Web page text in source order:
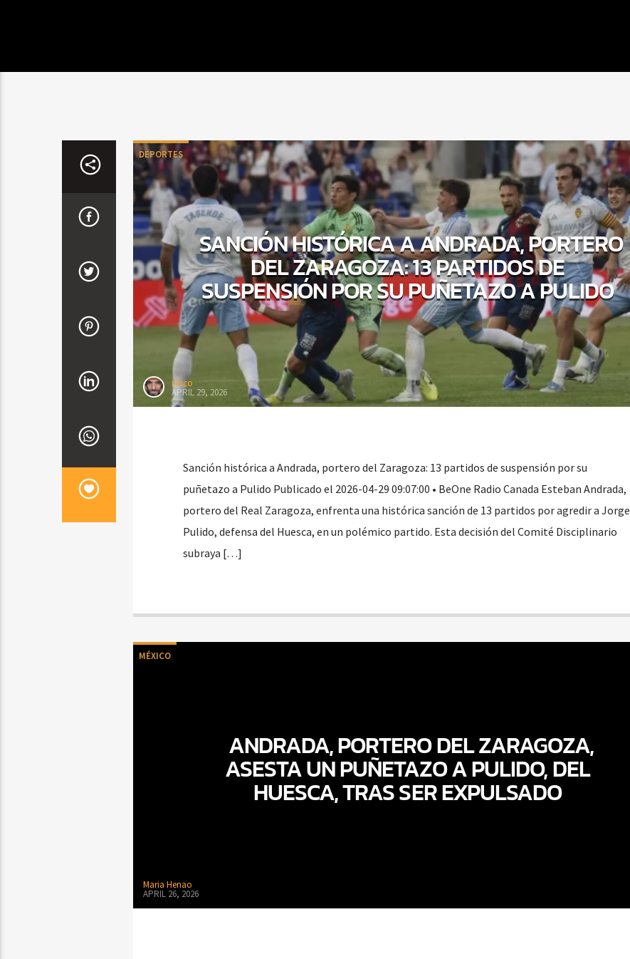
DEPORTES
SANCIÓN HISTÓRICA A ANDRADA, PORTERO
DEL ZARAGOZA: 13 PARTIDOS DE
SUSPENSIÓN POR SU PUÑETAZO A PULIDO
rasco
APRIL 29, 2026
Sanción histórica a Andrada, portero del Zaragoza: 13 partidos de suspensión por su
puñetazo a Pulido Publicado el 2026-04-29 09:07:00 • BeOne Radio Canada Esteban Andrada,
portero del Real Zaragoza, enfrenta una histórica sanción de 13 partidos por agredir a Jorge
Pulido, defensa del Huesca, en un polémico partido. Esta decisión del Comité Disciplinario
subraya […]
MÉXICO
ANDRADA, PORTERO DEL ZARAGOZA,
ASESTA UN PUÑETAZO A PULIDO, DEL
HUESCA, TRAS SER EXPULSADO
Maria Henao
APRIL 26, 2026